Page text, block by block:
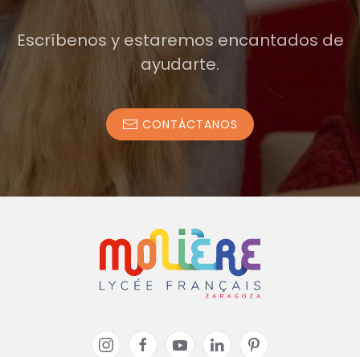
Escríbenos y estaremos encantados de
ayudarte.
CONTÁCTANOS